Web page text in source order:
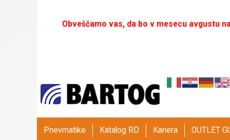
Obveščamo vas, da bo v mesecu avgustu
Pnevmatike Katalog RD Kariera OUTLET